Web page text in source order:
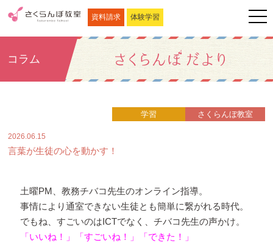
資料請求 体験学習
コラム
さくらんぼ教室
学習
2026.06.15
言葉が生徒の心を動かす！
土曜PM、教務チバコ先生のオンライン指導。
事情により通室できない生徒とも簡単に繋がれる時代。
でもね、すごいのはICTでなく、チバコ先生の声かけ。
「いいね！」「すごいね！」「できた！」